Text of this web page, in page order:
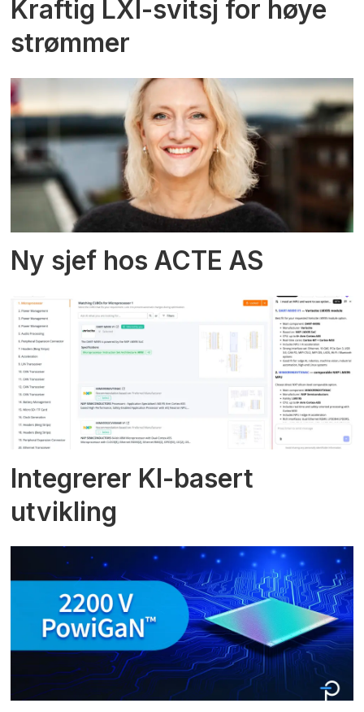
Kraftig LXI-svitsj for høye
strømmer
Ny sjef hos ACTE AS
Integrerer KI-basert
utvikling